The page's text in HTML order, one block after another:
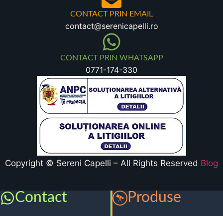
CONTACT PRIN EMAIL
contact@serenicapelli.ro
CONTACT PRIN WHATSAPP
0771-174-330
Copyright © Sereni Capelli – All Rights Reserved Blog
Contact Produse